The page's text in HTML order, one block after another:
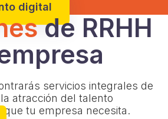
digital
de RRHH
servicios integrales de
atracción del talento
tu empresa necesita.